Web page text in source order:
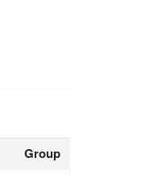
Group